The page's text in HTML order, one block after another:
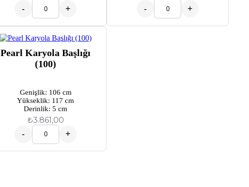
- + - +
Pearl Karyola Başlığı
(100)
Genişlik: 106 cm
Yükseklik: 117 cm
Derinlik: 5 cm
₺3.861,00
- +